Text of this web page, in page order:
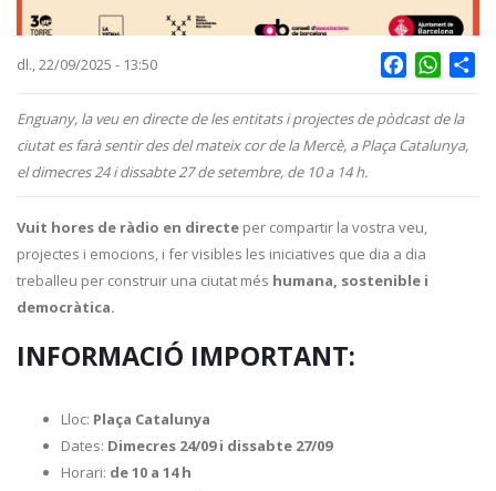
dl., 22/09/2025 - 13:50 Facebook
Enguany, la veu en directe de les entitats i projectes de pòdcast de la
ciutat es farà sentir des del mateix cor de la Mercè, a Plaça Catalunya,
el dimecres 24 i dissabte 27 de setembre, de 10 a 14 h.
Vuit hores de ràdio en directe per compartir la vostra veu,
projectes i emocions, i fer visibles les iniciatives que dia a dia
treballeu per construir una ciutat més humana, sostenible i
democràtica.
INFORMACIÓ IMPORTANT:
Lloc: Plaça Catalunya
Dates: Dimecres 24/09 i dissabte 27/09
Horari: de 10 a 14 h